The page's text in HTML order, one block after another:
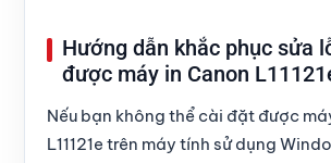
Hướng dẫn khắc phục sửa
được máy in Canon
Nếu bạn không thể cài đặt được
L11121e trên máy tính sử dụng